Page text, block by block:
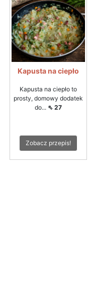
Kapusta na ciepło
Kapusta na ciepło to
prosty, domowy dodatek
do... ⇖ 27
Zobacz przepis!